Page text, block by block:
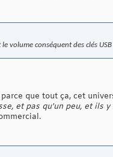
volume conséquent des clés USB
que tout ça, cet
et pas qu'un peu, et